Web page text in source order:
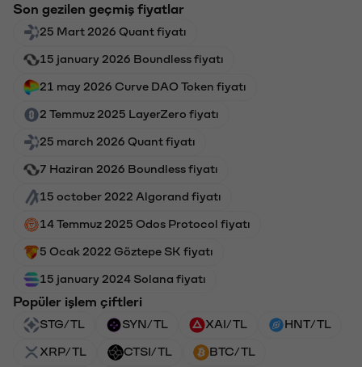
Son gezilen geçmiş fiyatlar
25 Mart 2026 Quant fiyatı
15 january 2026 Boundless fiyatı
21 may 2026 Curve DAO Token fiyatı
2 Temmuz 2025 LayerZero fiyatı
25 march 2026 Quant fiyatı
7 Haziran 2026 Boundless fiyatı
15 october 2022 Algorand fiyatı
14 Temmuz 2025 Odos Protocol fiyatı
5 Ocak 2022 Göztepe SK fiyatı
15 january 2024 Solana fiyatı
Popüler işlem çiftleri
STG/TL SYN/TL XAI/TL HNT/TL
XRP/TL CTSI/TL BTC/TL